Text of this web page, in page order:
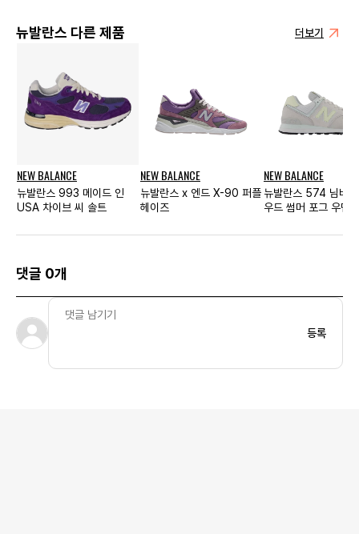
뉴발란스 다른 제품 더보기
NEW BALANCE
뉴발란스 993 메이드 인
USA 차이브 씨 솔트
NEW BALANCE
뉴발란스 x 엔드 X-90 퍼플
헤이즈
NEW BALANCE
뉴발란스 574 님버
우드 썸머 포그 우먼스
댓글 0개
등록